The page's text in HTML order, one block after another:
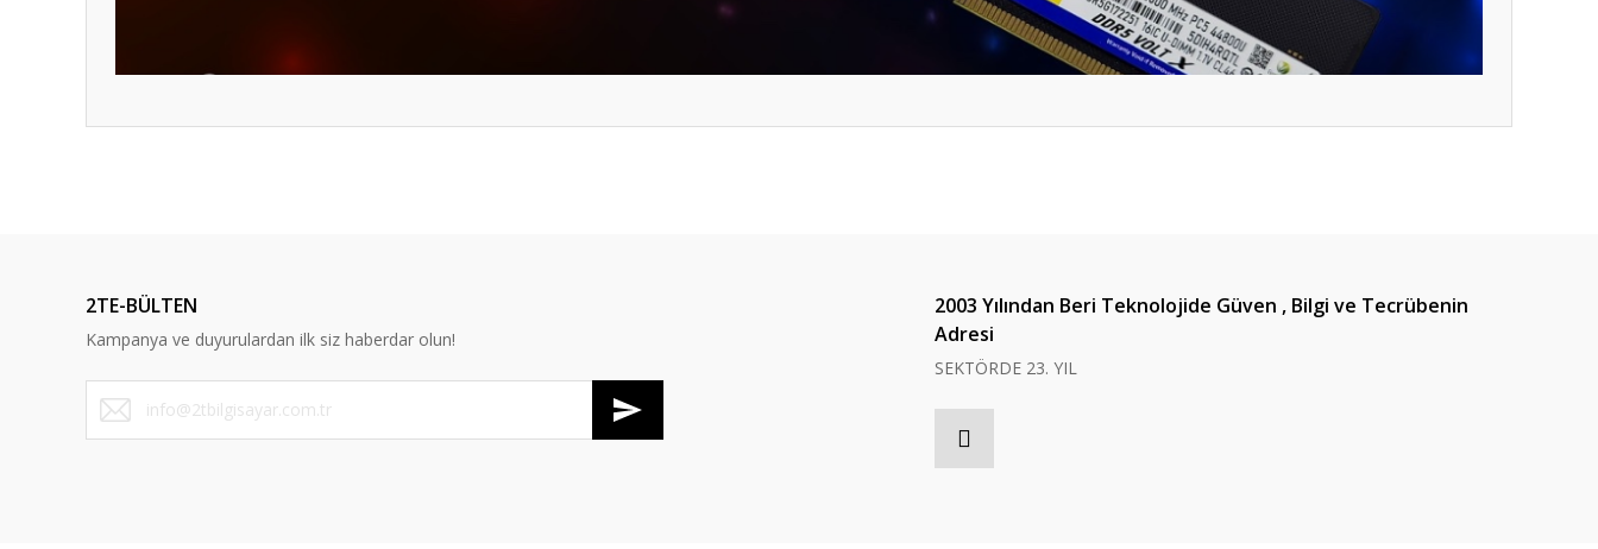
Ürün bilgilerinde hatalar bulunuyor.
Ürün fiyatı diğer sitelerden daha pahalı.
Bu ürüne benzer farklı alternatifler olmalı.
2TE-BÜLTEN
Kampanya ve duyurulardan ilk siz haberdar olun!
2003 Yılından Beri Teknolojide Güven , Bilgi ve Tecrübenin
Adresi
SEKTÖRDE 23. YIL